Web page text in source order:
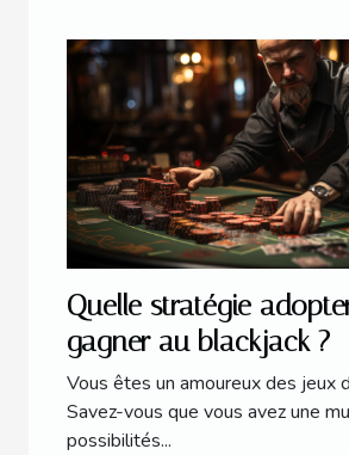
Quelle stratégie
gagner au blackjack ?
Vous êtes un amoureux des jeux
Savez-vous que vous avez une
possibilités...